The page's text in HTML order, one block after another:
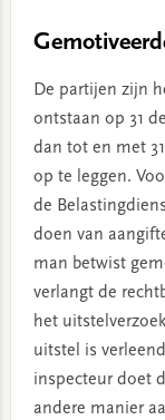
De partijen zijn
ontstaan op 31
dan tot en met
op te leggen.
de
doen van
man betwist
verlangt de
het
uitstel is
inspecteur doet
andere manier